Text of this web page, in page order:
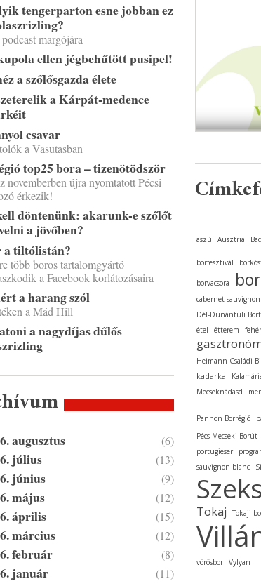
tengerparton esne jobban ez
margójára
ellen jégbehűtött pusipel!
a szőlősgazda élete
a Kárpát-medence
csavar
a Vasutasban
top25 bora – tizenötödször
novemberben újra nyomtatott Pécsi
érkezik!
döntenünk: akarunk-e szőlőt
a jövőben?
a tiltólistán?
több boros tartalomgyártó
a Facebook korlátozásaira
a harang szól
a Mád Hill
a nagydíjas dűlős
augusztus (6)
július (13)
június (9)
május (12)
április (15)
március (12)
február (8)
január (11)
aszú Ausztria
borfesztivál
borvacsora
cabernet sauvignon
Dél-Dunántúli
étel
étterem fehér
Heimann Családi
kadarka
Mecseknádasd
Pannon Borrégió
Pécs-Mecseki Borút
portugieser
sauvignon blanc
Tokaj Tokaji
vörösbor Vylyan